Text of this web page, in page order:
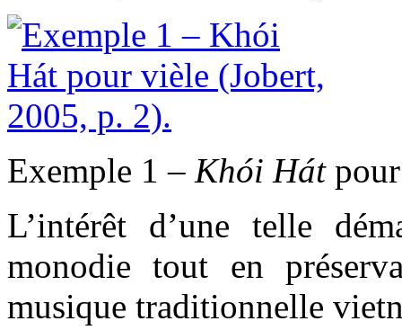
Exemple 1 – Khói Hátpour
L’intérêt d’une telle
monodie tout en
musique traditionnelle